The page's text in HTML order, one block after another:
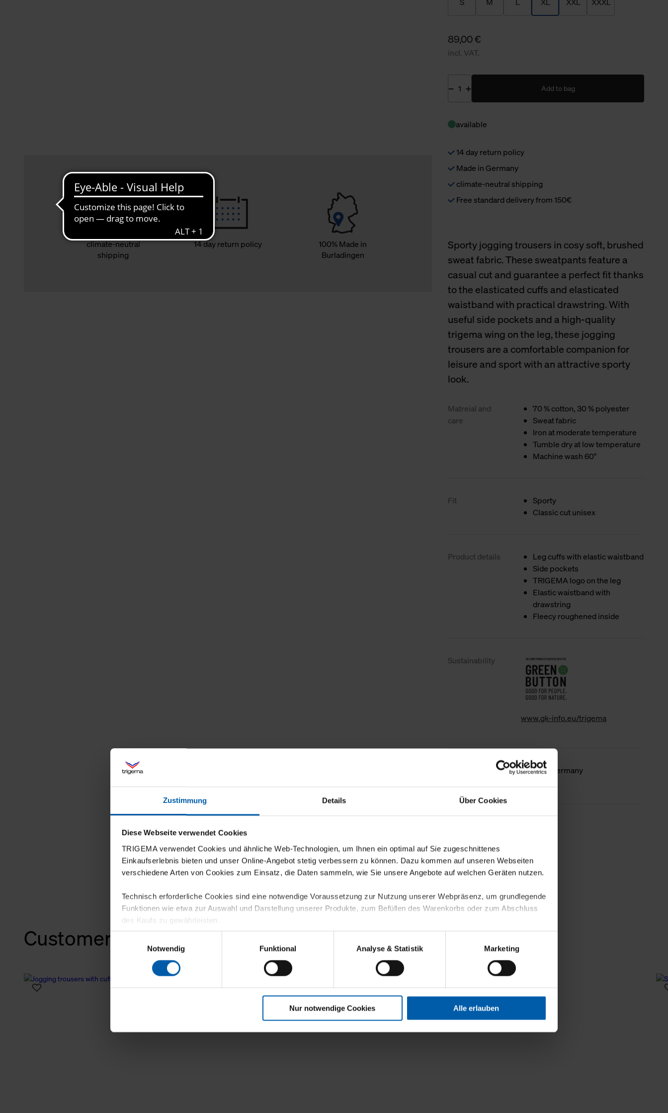
Zustimmung Details Über Cookies
Diese Webseite verwendet Cookies
TRIGEMA verwendet Cookies und ähnliche Web-Technologien, um Ihnen ein optimal auf Sie zugeschnittenes
Einkaufserlebnis bieten und unser Online-Angebot stetig verbessern zu können. Dazu kommen auf unseren Webseiten
verschiedene Arten von Cookies zum Einsatz, die Daten sammeln, wie Sie unsere Angebote auf welchen Geräten nutzen.
Technisch erforderliche Cookies sind eine notwendige Voraussetzung zur Nutzung unserer Webpräsenz, um grundlegende
Funktionen wie etwa zur Auswahl und Darstellung unserer Produkte, zum Befüllen des Warenkorbs oder zum Abschluss
des Kaufs zu gewährleisten.
Für die Darstellung personalisierter Angebote, Anzeigen und Inhalte aufgrund Ihres Nutzerverhaltens und Ihres Profils
sowie für Marketing-, Statistik- und Tracking-Zwecke zur Analyse und Optimierung unserer Webpräsenz speichern wir
personenbezogene Informationen. Diese übermitteln wir in anonymisierter Form an Dritte wie etwa unsere
Klicken Sie auf "Alle erlauben", damit wir alle Cookies und Web-Technologien für Ihr personalisiertes Einkaufserlebnis
verwenden dürfen. Über die jeweiligen Schaltflächen können Sie die Arten der Cookies selbst festlegen, die Sie erlauben
Einwilligungsauswahl
Notwendig
Funktional Analyse & Statistik Marketing
Nur notwendige Cookies Alle erlauben
climate-neutral
shipping
14 day return policy
100% Made in
Burladingen
89,00 €
incl. VAT.
Add to bag
available
14 day return policy
Made in Germany
climate-neutral shipping
Free standard delivery from 150€
Sporty jogging trousers in cosy soft, brushed
sweat fabric. These sweatpants feature a
casual cut and guarantee a perfect fit thanks
to the elasticated cuffs and elasticated
waistband with practical drawstring. With
useful side pockets and a high-quality
trigema wing on the leg, these jogging
trousers are a comfortable companion for
leisure and sport with an attractive sporty
look.
Matreial and
care
70 % cotton, 30 % polyester
Sweat fabric
Iron at moderate temperature
Tumble dry at low temperature
Machine wash 60°
Fit
Sporty
Classic cut unisex
Product details
Leg cuffs with elastic waistband
Side pockets
TRIGEMA logo on the leg
Elastic waistband with
drawstring
Fleecy roughened inside
Sustainability
www.gk-info.eu/trigema
Made in Germany
Customers also bought